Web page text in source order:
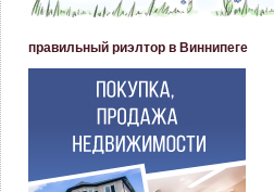
правильный риэлтор в Виннипеге